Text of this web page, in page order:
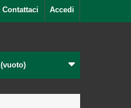
Accedi
Contattaci
(vuoto)